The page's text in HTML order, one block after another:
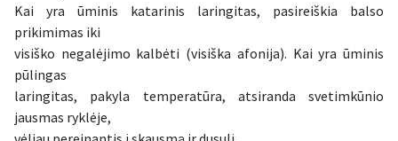
Kai yra ūminis katarinis laringitas, pasireiškia balso
prikimimas iki
visiško negalėjimo kalbėti (visiška afonija). Kai yra ūminis
pūlingas
laringitas, pakyla temperatūra, atsiranda svetimkūnio
jausmas ryklėje,